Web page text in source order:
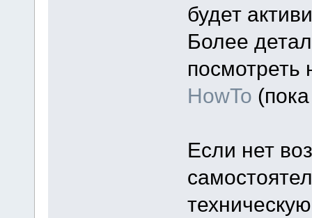
будет
Более
посмотреть
HowTo
Если нет